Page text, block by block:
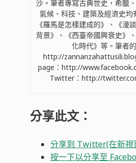
沙。筆者專寫古典世史，希臘
氣候、科技、建築及經濟史均
《羅馬是怎樣建成的》、《漫
背景》、《西臺帝國興衰史》
化時代》等。筆者
http://
page：http://
Twitter：http://
分享此文：
分享到 Twitter(在新視
按一下以分享至